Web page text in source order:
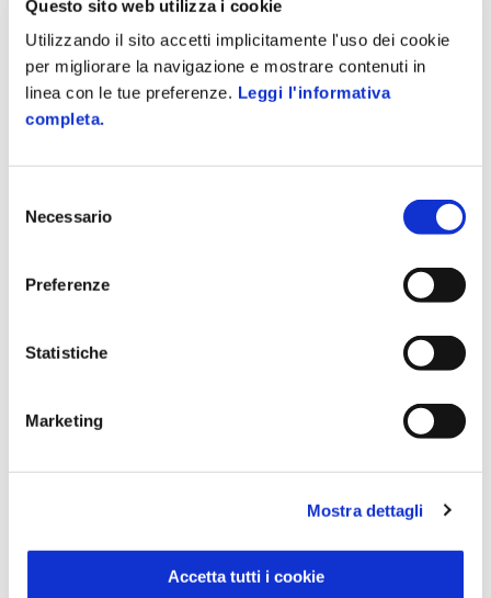
Questo sito web utilizza i cookie
Utilizzando il sito accetti implicitamente l'uso dei cookie
per migliorare la navigazione e mostrare contenuti in
linea con le tue preferenze. Leggi l'informativa
completa.
delNecessario
Preferenze
Statistiche
Marketing
Mostra dettagli
Accetta tutti i cookie
Articolo precedente
Riconoscere
qualifiche e
competenze
professionali grazie
all’ausilio dell’AI
Perché clienti ed
esercenti beneficiano
dall’uso dello
scontrino elettronico
Ti potrebbe interessare
La privacy del lavoratore in
trasferte, geolocalizzazione e
il 2026 come anno spartiacque
Trend ristorazione 2026:
27 Gennaio 2026